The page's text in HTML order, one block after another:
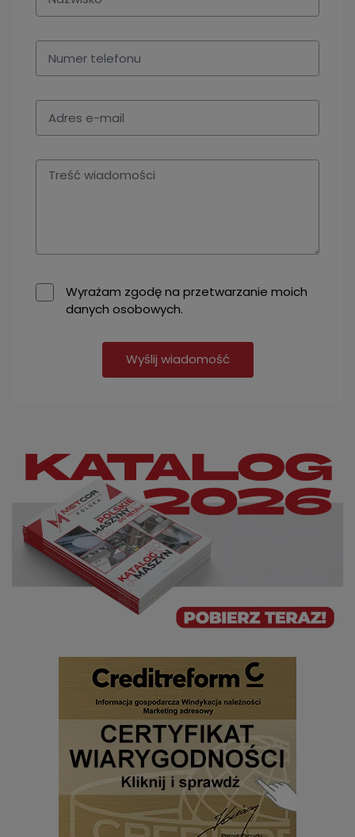
Wyrażam zgodę na przetwarzanie moich
danych osobowych.
Wyślij wiadomość